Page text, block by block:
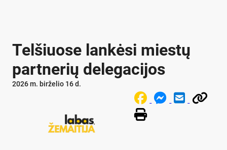
Telšiuose lankėsi miestų
partnerių delegacijos
2026 m. birželio 16 d.